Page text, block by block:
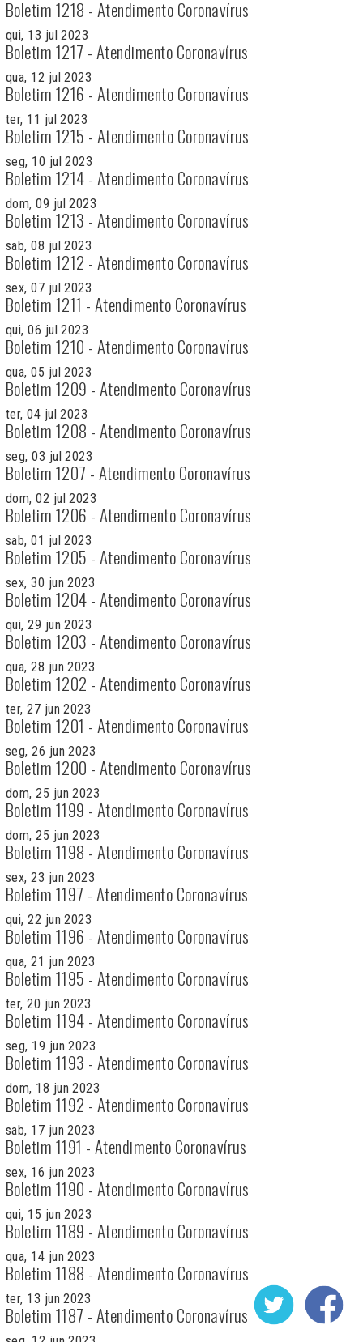
Boletim 1218 - Atendimento Coronavírus
qui, 13 jul 2023
Boletim 1217 - Atendimento Coronavírus
qua, 12 jul 2023
Boletim 1216 - Atendimento Coronavírus
ter, 11 jul 2023
Boletim 1215 - Atendimento Coronavírus
seg, 10 jul 2023
Boletim 1214 - Atendimento Coronavírus
dom, 09 jul 2023
Boletim 1213 - Atendimento Coronavírus
sab, 08 jul 2023
Boletim 1212 - Atendimento Coronavírus
sex, 07 jul 2023
Boletim 1211 - Atendimento Coronavírus
qui, 06 jul 2023
Boletim 1210 - Atendimento Coronavírus
qua, 05 jul 2023
Boletim 1209 - Atendimento Coronavírus
ter, 04 jul 2023
Boletim 1208 - Atendimento Coronavírus
seg, 03 jul 2023
Boletim 1207 - Atendimento Coronavírus
dom, 02 jul 2023
Boletim 1206 - Atendimento Coronavírus
sab, 01 jul 2023
Boletim 1205 - Atendimento Coronavírus
sex, 30 jun 2023
Boletim 1204 - Atendimento Coronavírus
qui, 29 jun 2023
Boletim 1203 - Atendimento Coronavírus
qua, 28 jun 2023
Boletim 1202 - Atendimento Coronavírus
ter, 27 jun 2023
Boletim 1201 - Atendimento Coronavírus
seg, 26 jun 2023
Boletim 1200 - Atendimento Coronavírus
dom, 25 jun 2023
Boletim 1199 - Atendimento Coronavírus
dom, 25 jun 2023
Boletim 1198 - Atendimento Coronavírus
sex, 23 jun 2023
Boletim 1197 - Atendimento Coronavírus
qui, 22 jun 2023
Boletim 1196 - Atendimento Coronavírus
qua, 21 jun 2023
Boletim 1195 - Atendimento Coronavírus
ter, 20 jun 2023
Boletim 1194 - Atendimento Coronavírus
seg, 19 jun 2023
Boletim 1193 - Atendimento Coronavírus
dom, 18 jun 2023
Boletim 1192 - Atendimento Coronavírus
sab, 17 jun 2023
Boletim 1191 - Atendimento Coronavírus
sex, 16 jun 2023
Boletim 1190 - Atendimento Coronavírus
qui, 15 jun 2023
Boletim 1189 - Atendimento Coronavírus
qua, 14 jun 2023
Boletim 1188 - Atendimento Coronavírus
ter, 13 jun 2023
Boletim 1187 - Atendimento Coronavírus